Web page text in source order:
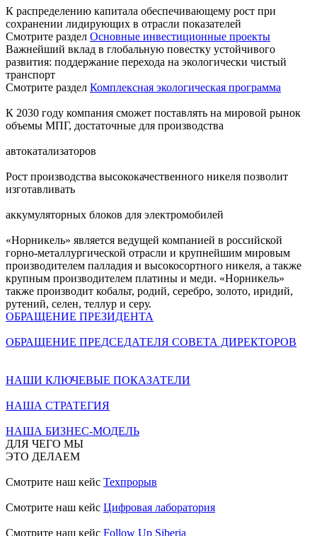
К распределению капитала обеспечивающему рост при
сохранении лидирующих в отрасли показателей
Смотрите раздел Основные инвестиционные проекты
Важнейший вклад в глобальную повестку устойчивого
развития: поддержание перехода на экологически чистый
транспорт
Смотрите раздел Комплексная экологическая программа
К 2030 году компания сможет поставлять на мировой рынок
объемы МПГ, достаточные для производства
автокатализаторов
Рост производства высококачественного никеля позволит
изготавливать
аккумуляторных блоков для электромобилей
«Норникель» является ведущей компанией в российской
горно-металлургической отрасли и крупнейшим мировым
производителем палладия и высокосортного никеля, а также
крупным производителем платины и меди. «Норникель»
также производит кобальт, родий, серебро, золото, иридий,
рутений, селен, теллур и серу.
ОБРАЩЕНИЕ ПРЕЗИДЕНТА
ОБРАЩЕНИЕ ПРЕДСЕДАТЕЛЯ СОВЕТА ДИРЕКТОРОВ
НАШИ КЛЮЧЕВЫЕ ПОКАЗАТЕЛИ
НАША СТРАТЕГИЯ
НАША БИЗНЕС-МОДЕЛЬ
ДЛЯ ЧЕГО МЫ
ЭТО ДЕЛАЕМ
Смотрите наш кейс Техпрорыв
Смотрите наш кейс Цифровая лаборатория
Смотрите наш кейс Follow Up Siberia